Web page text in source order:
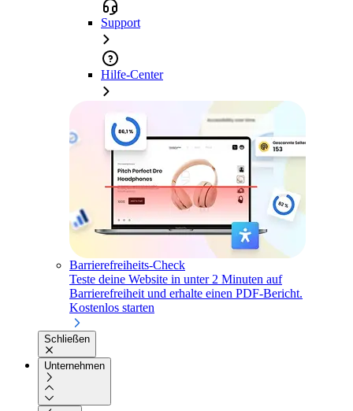
Support
Hilfe-Center
Barrierefreiheits-Check
Teste deine Website in unter 2 Minuten auf
Barrierefreiheit und erhalte einen PDF-Bericht.
Kostenlos starten
Schließen
Unternehmen